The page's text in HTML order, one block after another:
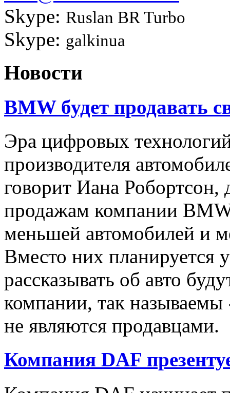
Skype: Ruslan BR Turbo
Skype: galkinua
Новости
BMW будет продавать
Эра цифровых
производителя
говорит Иана Робортсон,
продажам компании
меньшей автомобилей и
Вместо них планируется
рассказывать об авто
компании, так называемы
не являются продавцами.
Компания DAF